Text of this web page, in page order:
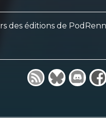
des éditions de